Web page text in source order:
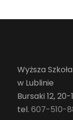
Wyższa
w Lublinie
Bursaki 12,
tel. 607-510-